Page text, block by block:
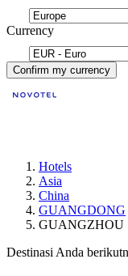
Currency
Confirm my currency
Hotels
Asia
China
GUANGDONG
GUANGZHOU
Destinasi Anda